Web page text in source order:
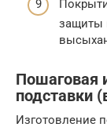
защиты
Пошаговая
подставки
Изготовление